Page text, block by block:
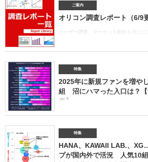
ーティスト別セールス部門「トータルランキング」を発表。Mrs.
上53.6億円で、自身初の1位に輝いた。Mrs. GREEN APPLEはア
「デジタルランキング」では3年連続で上半期1位を獲得。安価
ティストがトータルセールス1位を受賞するのは、オリコン史上
APPLE（左から）藤澤涼架（Key）、大森元貴（Vo／Gt）、若
セールス部門「トータルランキング」は、音楽ソフト【シング
ご案内
オリコン調査レポート（6/9
ユーザー調査、マーケット動向を元に
調査 2026 価格戦略の策定、商品企画
SNS・動画配信を横断したファン行動を分析。今後のマーケテ
提供(2026年5月)アーティストグッズに関する調査2026「なぜ買
「いくらまで買うのか」を明確化し、商品企画・価格設計・販
(2026年4月)ストリーミング影響分析分析（TikTok＆YouTube）
うにストリーミングに影響を与えたかを、YouTubeの順位推移
楽パッケージの購入行動に関する調査
特集
2025年に新規ファンを増や
組 沼にハマった入口は？【
査】
ORICON BiZ onlineでは「2025年に好
年、2024年に続いて5回目。直近2年の得票数はMrs. GREEN
2025年の音楽シーンにおいて最も多くの“新規ファン”を獲得した
か、得票数TOP15（13位が同率4組だったため計16組）を紹介
月12日～18日にインターネットで実施。10～50代男女の回答
特集
HANA、KAWAII LAB.、
プが国内外で活況 人気10